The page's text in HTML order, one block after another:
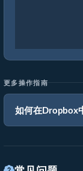
更多操作指南
如何在Dropbox